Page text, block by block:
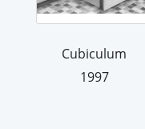
Cubiculum
1997